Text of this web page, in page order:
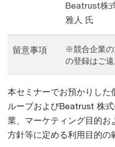
Beatrust株
雅人 氏
留意事項
※競合企業の
の登録はご遠
本セミナーでお預かりし
ループおよびBeatrust 株
業、マーケティング目的
方針等に定める利用目的の